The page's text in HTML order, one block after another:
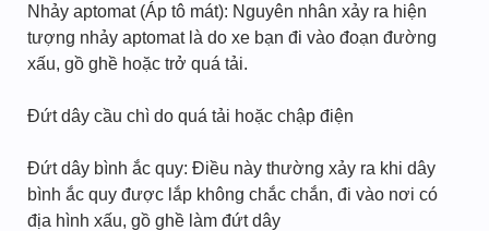
Nhảy aptomat (Áp tô mát): Nguyên nhân xảy ra hiện
tượng nhảy aptomat là do xe bạn đi vào đoạn đường
xấu, gồ ghề hoặc trở quá tải.
Đứt dây cầu chì do quá tải hoặc chập điện
Đứt dây bình ắc quy: Điều này thường xảy ra khi dây
bình ắc quy được lắp không chắc chắn, đi vào nơi có
địa hình xấu, gồ ghề làm đứt dây